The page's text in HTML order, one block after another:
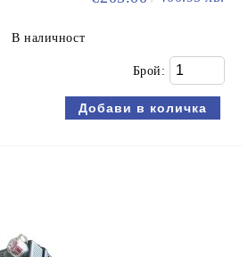
В наличност
Брой: